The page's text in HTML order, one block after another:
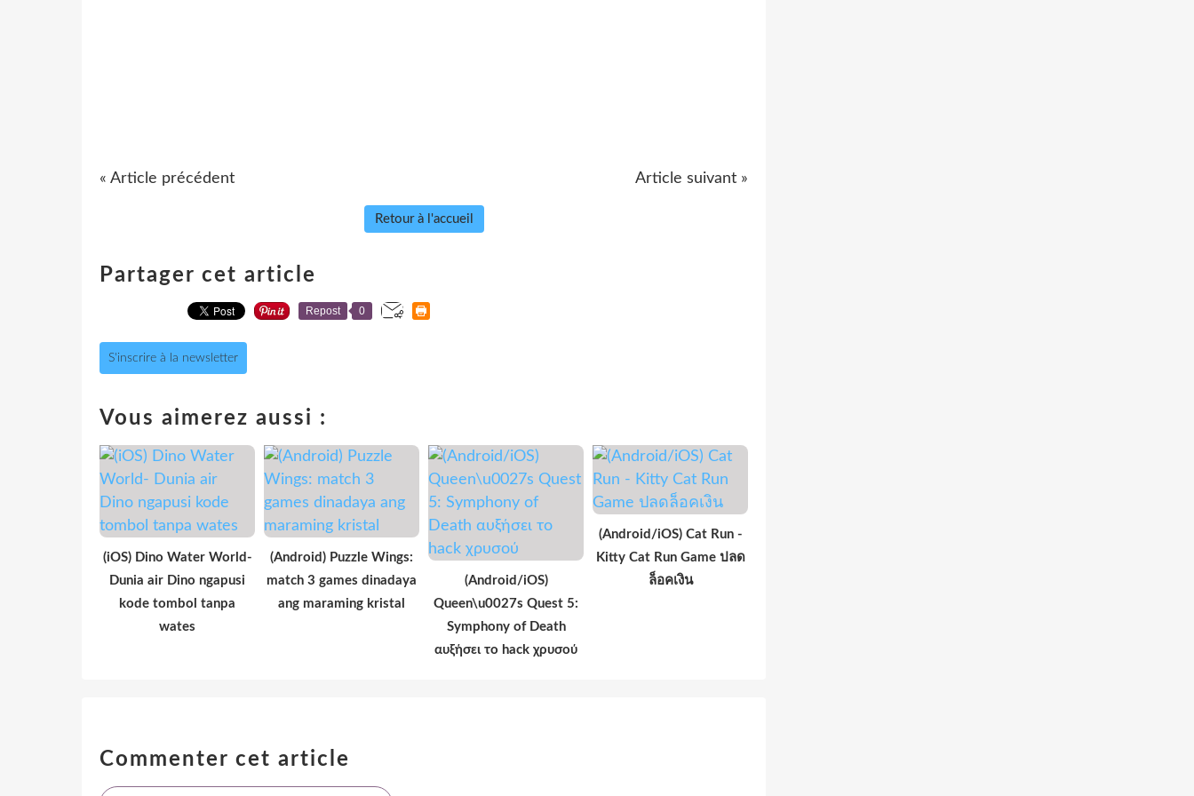
« Article précédent Article suivant »
Retour à l'accueil
Partager cet article
Repost 0
S'inscrire à la newsletter
Vous aimerez aussi :
(iOS) Dino Water World-
Dunia air Dino ngapusi
kode tombol tanpa
wates
(Android) Puzzle Wings:
match 3 games dinadaya
ang maraming kristal
(Android/iOS)
Queen\u0027s Quest 5:
Symphony of Death
αυξήσει το hack χρυσού
(Android/iOS) Cat Run -
Kitty Cat Run Game ปลด
ล็อคเงิน
Commenter cet article